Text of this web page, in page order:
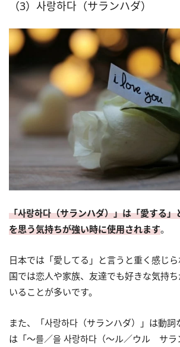
（3）사랑하다（サランハダ）
「사랑하다（サランハダ）」は「愛する」
を思う気持ちが強い時に使用されます。
日本では「愛してる」と言うと重く感じ
国では恋人や家族、友達でも好きな気持
いることが多いです。
また、「사랑하다（サランハダ）」は動
は「～를／을 사랑하다（～ル／ウル サラ